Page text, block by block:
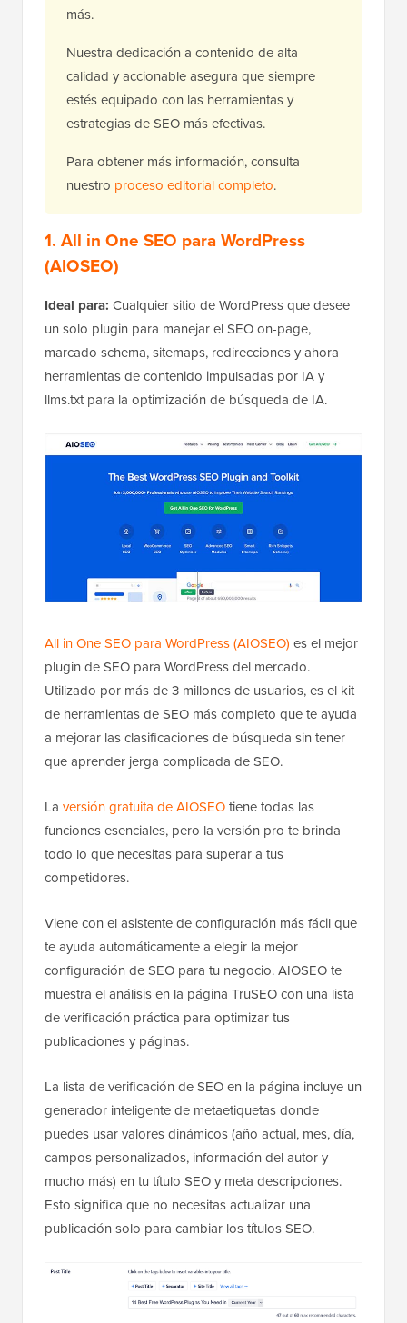
más.
Nuestra dedicación a contenido de alta
calidad y accionable asegura que siempre
estés equipado con las herramientas y
estrategias de SEO más efectivas.
Para obtener más información, consulta
nuestro proceso editorial completo.
1. All in One SEO para WordPress
(AIOSEO)
Ideal para: Cualquier sitio de WordPress que desee
un solo plugin para manejar el SEO on-page,
marcado schema, sitemaps, redirecciones y ahora
herramientas de contenido impulsadas por IA y
llms.txt para la optimización de búsqueda de IA.
All in One SEO para WordPress (AIOSEO) es el mejor
plugin de SEO para WordPress del mercado.
Utilizado por más de 3 millones de usuarios, es el kit
de herramientas de SEO más completo que te ayuda
a mejorar las clasificaciones de búsqueda sin tener
que aprender jerga complicada de SEO.
La versión gratuita de AIOSEOtiene todas las
funciones esenciales, pero la versión pro te brinda
todo lo que necesitas para superar a tus
competidores.
Viene con el asistente de configuración más fácil que
te ayuda automáticamente a elegir la mejor
configuración de SEO para tu negocio. AIOSEO te
muestra el análisis en la página TruSEO con una lista
de verificación práctica para optimizar tus
publicaciones y páginas.
La lista de verificación de SEO en la página incluye un
generador inteligente de metaetiquetas donde
puedes usar valores dinámicos (año actual, mes, día,
campos personalizados, información del autor y
mucho más) en tu título SEO y meta descripciones.
Esto significa que no necesitas actualizar una
publicación solo para cambiar los títulos SEO.